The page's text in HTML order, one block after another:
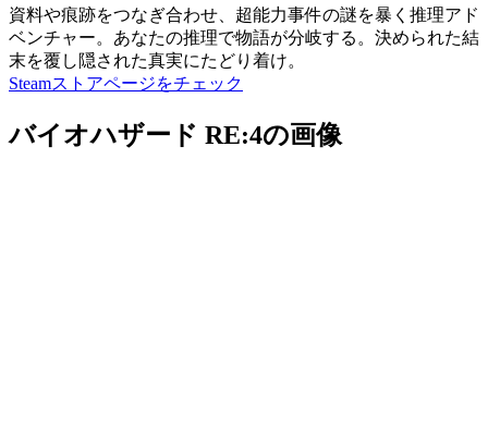
資料や痕跡をつなぎ合わせ、超能力事件の謎を暴く推理アド
ベンチャー。あなたの推理で物語が分岐する。決められた結
末を覆し隠された真実にたどり着け。
Steamストアページをチェック
バイオハザード RE:4の画像